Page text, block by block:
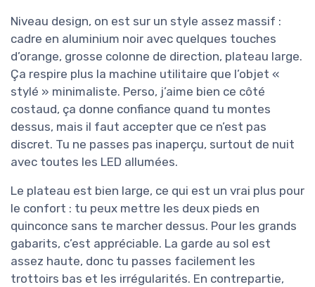
Niveau design, on est sur un style assez massif :
cadre en aluminium noir avec quelques touches
d’orange, grosse colonne de direction, plateau large.
Ça respire plus la machine utilitaire que l’objet «
stylé » minimaliste. Perso, j’aime bien ce côté
costaud, ça donne confiance quand tu montes
dessus, mais il faut accepter que ce n’est pas
discret. Tu ne passes pas inaperçu, surtout de nuit
avec toutes les LED allumées.
Le plateau est bien large, ce qui est un vrai plus pour
le confort : tu peux mettre les deux pieds en
quinconce sans te marcher dessus. Pour les grands
gabarits, c’est appréciable. La garde au sol est
assez haute, donc tu passes facilement les
trottoirs bas et les irrégularités. En contrepartie,